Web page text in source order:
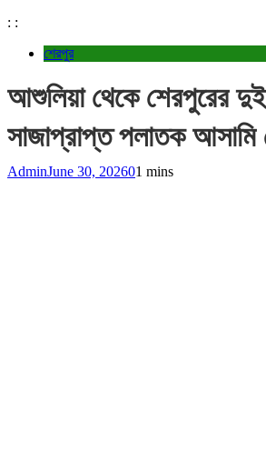
: :
শেরপুর
আশুলিয়া থেকে শেরপুরের
সাজাপ্রাপ্ত পলাতক আসামি
AdminJune 30, 202601 mins